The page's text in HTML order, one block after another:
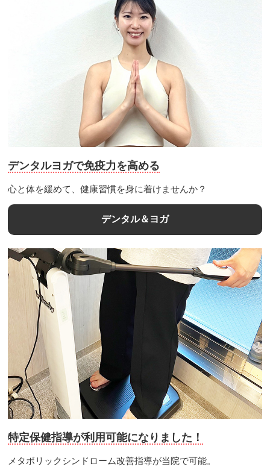
デンタルヨガで免疫力を高める
心と体を緩めて、健康習慣を身に着けませんか？
デンタル＆ヨガ
特定保健指導が利用可能になりました！
メタボリックシンドローム改善指導が当院で可能。